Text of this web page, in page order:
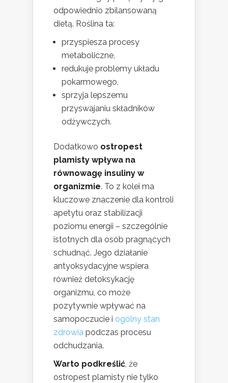
odpowiednio zbilansowaną
dietą. Roślina ta:
przyspiesza procesy
metaboliczne,
redukuje problemy układu
pokarmowego,
sprzyja lepszemu
przyswajaniu składników
odżywczych.
Dodatkowo ostropest
plamisty wpływa na
równowagę insuliny w
organizmie. To z kolei ma
kluczowe znaczenie dla kontroli
apetytu oraz stabilizacji
poziomu energii – szczególnie
istotnych dla osób pragnących
schudnąć. Jego działanie
antyoksydacyjne wspiera
również detoksykację
organizmu, co może
pozytywnie wpływać na
samopoczucie i ogólny stan
zdrowia podczas procesu
odchudzania.
Warto podkreślić, że
ostropest plamisty nie tylko